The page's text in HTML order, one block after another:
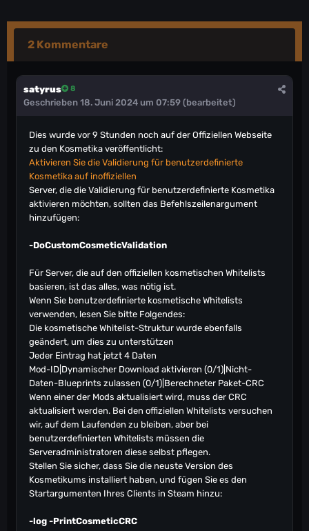
2 Kommentare
satyrus 8
Geschrieben 18. Juni 2024 um 07:59 (bearbeitet)
Dies wurde vor 9 Stunden noch auf der Offiziellen Webseite
zu den Kosmetika veröffentlicht:
Aktivieren Sie die Validierung für benutzerdefinierte
Kosmetika auf inoffiziellen
Server, die die Validierung für benutzerdefinierte Kosmetika
aktivieren möchten, sollten das Befehlszeilenargument
hinzufügen:
-DoCustomCosmeticValidation
Für Server, die auf den offiziellen kosmetischen Whitelists
basieren, ist das alles, was nötig ist.
Wenn Sie benutzerdefinierte kosmetische Whitelists
verwenden, lesen Sie bitte Folgendes:
Die kosmetische Whitelist-Struktur wurde ebenfalls
geändert, um dies zu unterstützen
Jeder Eintrag hat jetzt 4 Daten
Mod-ID|Dynamischer Download aktivieren (0/1)|Nicht-
Daten-Blueprints zulassen (0/1)|Berechneter Paket-CRC
Wenn einer der Mods aktualisiert wird, muss der CRC
aktualisiert werden. Bei den offiziellen Whitelists versuchen
wir, auf dem Laufenden zu bleiben, aber bei
benutzerdefinierten Whitelists müssen die
Serveradministratoren diese selbst pflegen.
Stellen Sie sicher, dass Sie die neuste Version des
Kosmetikums installiert haben, und fügen Sie es den
Startargumenten Ihres Clients in Steam hinzu:
-log -PrintCosmeticCRC